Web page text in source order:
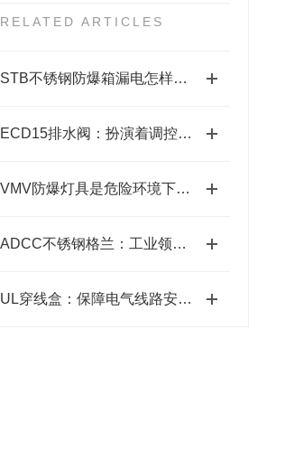
RELATED ARTICLES
STB不锈钢防爆箱漏电怎样解决？
ECD15排水阀：扮演着调控和保障排水通畅的重要角色
VMV防爆灯具是危险环境下的光明守护者
ADCC不锈钢格兰：工业领域的可靠连接件
UL穿线盒：保障电气线路安全与便捷的关键部件